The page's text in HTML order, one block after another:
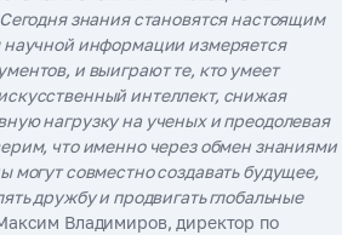
знания становятся настоящим
научной информации измеряется
и выиграют те, кто умеет
интеллект, снижая
нагрузку на ученых и преодолевая
что именно через обмен знаниями
могут совместно создавать будущее,
дружбу и продвигать глобальные
Владимиров, директор по